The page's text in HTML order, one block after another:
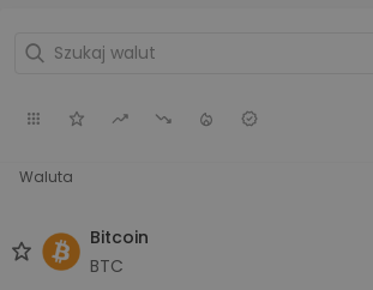
Waluta
Bitcoin
BTC